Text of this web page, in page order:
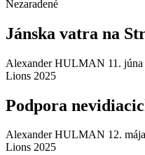
Nezaradené
Jánska vatra na
Alexander HULMAN Posted
11.
Lions 2025
Podpora
Alexander HULMAN Posted
12.
Lions 2025